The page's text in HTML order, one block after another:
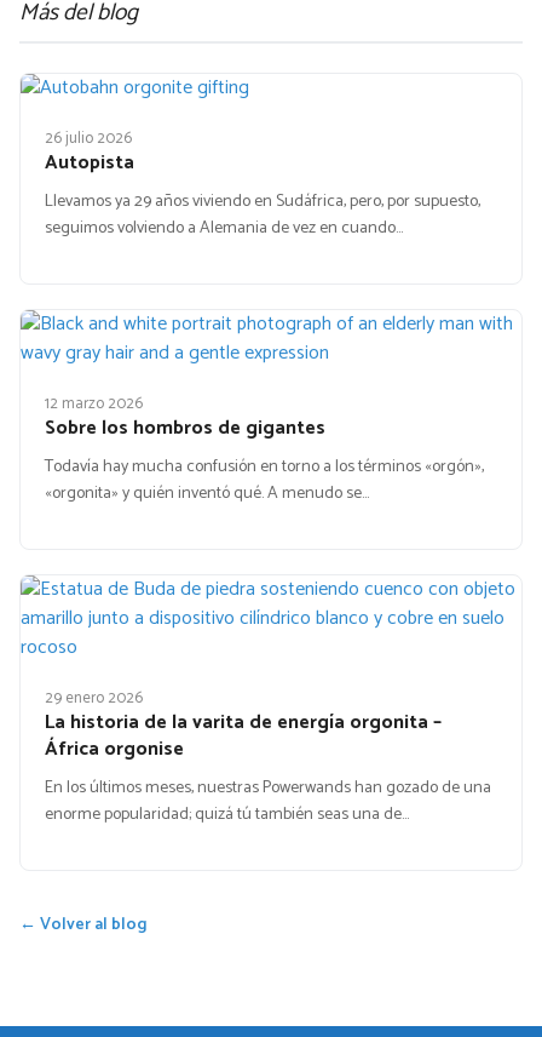
Más del blog
26 julio 2026
Autopista
Llevamos ya 29 años viviendo en Sudáfrica, pero, por supuesto,
seguimos volviendo a Alemania de vez en cuando…
12 marzo 2026
Sobre los hombros de gigantes
Todavía hay mucha confusión en torno a los términos «orgón»,
«orgonita» y quién inventó qué. A menudo se…
29 enero 2026
La historia de la varita de energía orgonita –
África orgonise
En los últimos meses, nuestras Powerwands han gozado de una
enorme popularidad; quizá tú también seas una de…
← Volver al blog